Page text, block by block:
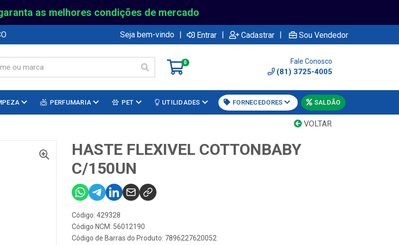
as melhores condições de mercado
Seja bem-vindo | Entrar | Cadastrar | Sou Vendedor
0 Fale Conosco
(81) 3725-4005
PERFUMARIA PET UTILIDADES FORNECEDORES SALDÃO
VOLTAR
HASTE FLEXIVEL COTTONBABY
C/150UN
Código: 429328
Código NCM: 56012190
Código de Barras do Produto: 7896227620052